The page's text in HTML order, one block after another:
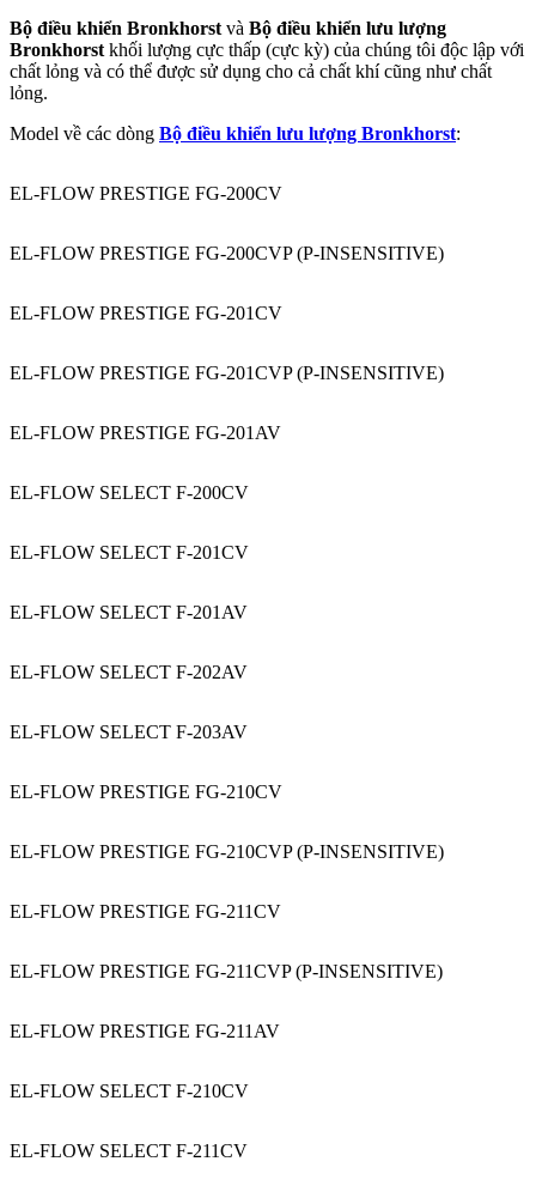
Bộ điều khiển Bronkhorst và Bộ điều khiển lưu lượng
Bronkhorst khối lượng cực thấp (cực kỳ) của chúng tôi độc lập với
chất lỏng và có thể được sử dụng cho cả chất khí cũng như chất
lỏng.
Model về các dòng Bộ điều khiển lưu lượng Bronkhorst:
EL-FLOW PRESTIGE FG-200CV
EL-FLOW PRESTIGE FG-200CVP (P-INSENSITIVE)
EL-FLOW PRESTIGE FG-201CV
EL-FLOW PRESTIGE FG-201CVP (P-INSENSITIVE)
EL-FLOW PRESTIGE FG-201AV
EL-FLOW SELECT F-200CV
EL-FLOW SELECT F-201CV
EL-FLOW SELECT F-201AV
EL-FLOW SELECT F-202AV
EL-FLOW SELECT F-203AV
EL-FLOW PRESTIGE FG-210CV
EL-FLOW PRESTIGE FG-210CVP (P-INSENSITIVE)
EL-FLOW PRESTIGE FG-211CV
EL-FLOW PRESTIGE FG-211CVP (P-INSENSITIVE)
EL-FLOW PRESTIGE FG-211AV
EL-FLOW SELECT F-210CV
EL-FLOW SELECT F-211CV